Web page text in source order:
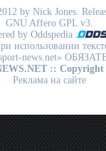
by Nick Jones.
GNU Affero GPL v3.
by Oddspedia
использовании
news.net»
:: Copyright
Реклама на сайте